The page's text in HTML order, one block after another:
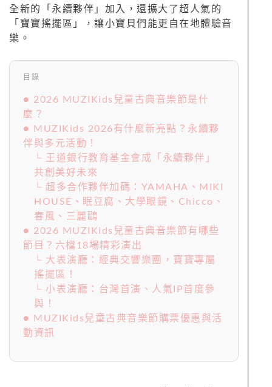
全新的「永續夥伴」加入，還擴大了超人氣的
「寶寶搖擺區」，讓小寶貝們能更自在地體驗音
樂。
目錄
● 2026 MUZIKids兒童古典音樂節是什
麼？
● MUZIKids 2026有什麼新亮點？永續夥
伴與多元活動！
└ 王道銀行教育基金會成「永續夥伴」
共創美好未來
└ 超多合作夥伴加碼：YAMAHA、MIKI
HOUSE、眠豆腐、大學眼鏡、Chicco、
春風、三麗鷗
● 2026 MUZIKids兒童古典音樂節有哪些
節目？六檔18場精彩演出
└ 大表演廳：經典交響樂團，寶寶專屬
搖擺區！
└ 小表演廳：台灣首演、人氣IP首度參
與！
● MUZIKids兒童古典音樂節購票優惠與活
動資訊